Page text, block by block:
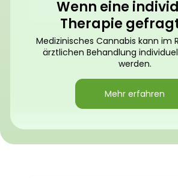
Wenn eine
Therapie
Medizinisches Cannabis kann im
ärztlichen Behandlung
werden.
Mehr erfahren